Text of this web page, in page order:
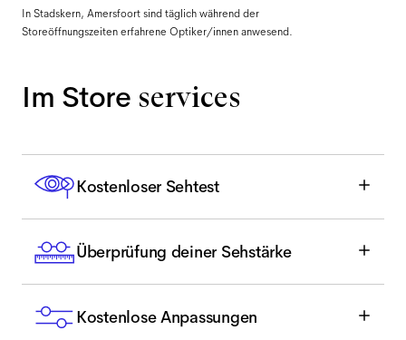
In Stadskern, Amersfoort sind täglich während der
Storeöffnungszeiten erfahrene Optiker/innen anwesend.
Im Store services
Kostenloser Sehtest
Überprüfung deiner Sehstärke
Kostenlose Anpassungen